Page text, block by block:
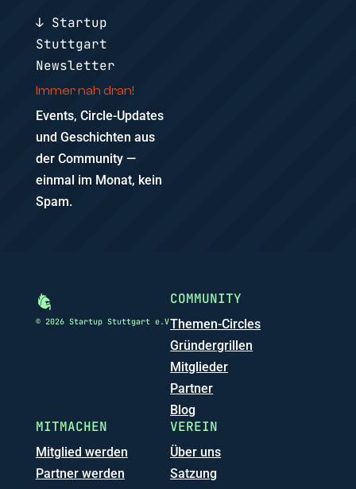
↓ Startup
Stuttgart
Newsletter
Immer nah dran!
Events, Circle-Updates
und Geschichten aus
der Community —
einmal im Monat, kein
Spam.
© 2026 Startup Stuttgart e.V
COMMUNITY
Themen-Circles
Gründergrillen
Mitglieder
Partner
Blog
MITMACHEN
Mitglied werden
Partner werden
VEREIN
Über uns
Satzung